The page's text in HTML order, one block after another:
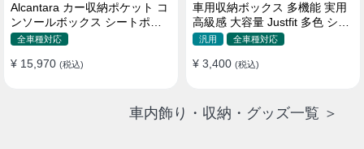
Alcantara カー収納ポケット コ
ンソールボックス シートポケ
ット 隙間ポケットセット
全車種対応
¥ 15,970 (税込)
車用収納ボックス 多機能 実用
高級感 大容量 Justfit 多色 シー
トポケット ギャップ 隙間収納
汎用 全車種対応
¥ 3,400 (税込)
車内飾り・収納・グッズ一覧 ＞